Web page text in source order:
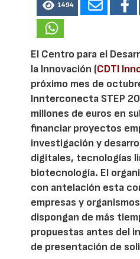
1494
El Centro para el
la Innovación (CDTI
próximo mes de
Innterconecta STEP
millones de euros en
financiar proyectos
investigación y
digitales, tecnologías
biotecnología. El
con antelación esta
empresas y
dispongan de más
propuestas antes del
de presentación de